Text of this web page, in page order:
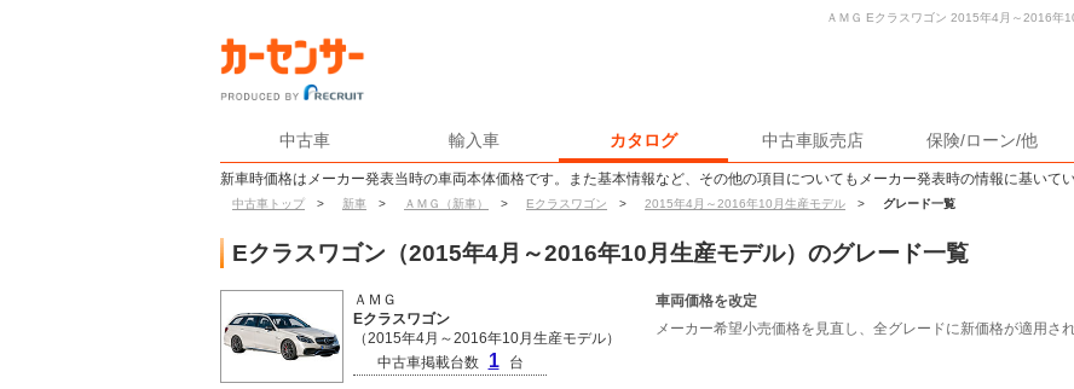
中古車 輸入車 カタログ 中古車販売店 保険/ローン/他
新車時価格はメーカー発表当時の車両本体価格です。また基本情報など、その他の項目についてもメーカー発表時の情報に基いてい
中古車トップ > 新車 > ＡＭＧ（新車） > Eクラスワゴン > 2015年4月～2016年10月生産モデル > グレード一覧
ＡＭＧ Eクラスワゴン 2015年4月～2016年
Eクラスワゴン（2015年4月～2016年10月生産モデル）のグレード一覧
ＡＭＧ
Eクラスワゴン
（2015年4月～2016年10月生産モデル）
中古車掲載台数
1 台
車両価格を改定
メーカー希望小売価格を見直し、全グレードに新価格が適用さ